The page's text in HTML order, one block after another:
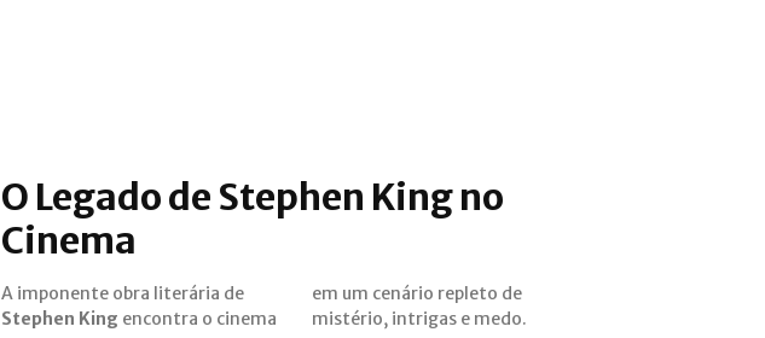
O Legado de Stephen King no
Cinema
A imponente obra literária de
Stephen King encontra o cinema
em um cenário repleto de
mistério, intrigas e medo.